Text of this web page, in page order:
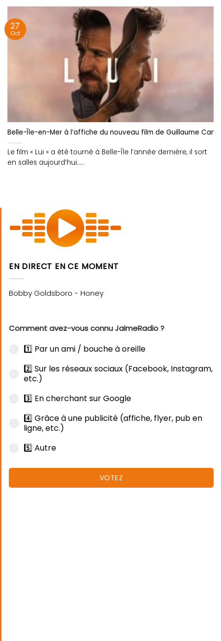
Belle-Île-en-Mer à l’affiche du nouveau film de Guillaume
Le film « Lui » a été tourné à Belle-Île l’année dernière, il sort
en salles aujourd’hui.....
27
Oct
EN DIRECT EN CE MOMENT
Comment avez-vous connu JaimeRadio ?
1️⃣ Par un ami / bouche à oreille
2️⃣ Sur les réseaux sociaux (Facebook, Instagram,
etc.)
3️⃣ En cherchant sur Google
4️⃣ Grâce à une publicité (affiche, flyer, pub en
ligne, etc.)
5️⃣ Autre
VOTEZ